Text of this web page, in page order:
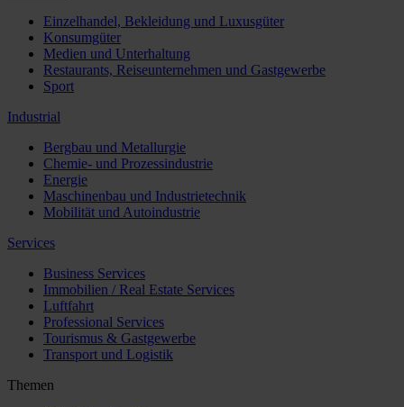
Einzelhandel, Bekleidung und Luxusgüter
Konsumgüter
Medien und Unterhaltung
Restaurants, Reiseunternehmen und Gastgewerbe
Sport
Industrial
Bergbau und Metallurgie
Chemie- und Prozessindustrie
Energie
Maschinenbau und Industrietechnik
Mobilität und Autoindustrie
Services
Business Services
Immobilien / Real Estate Services
Luftfahrt
Professional Services
Tourismus & Gastgewerbe
Transport und Logistik
Themen